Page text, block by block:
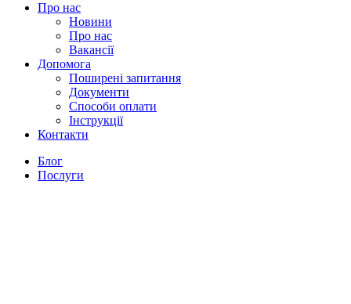
Про нас
Новини
Про нас
Вакансії
Допомога
Поширені запитання
Документи
Способи оплати
Інструкції
Контакти
Блог
Послуги